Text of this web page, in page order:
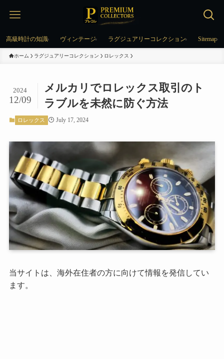
高級時計の知識 ヴィンテージ ラグジュアリーコレクション Sitemap
ホーム ラグジュアリーコレクション ロレックス
メルカリでロレックス取引のト
ラブルを未然に防ぐ方法
2024
12/09
ロレックス July 17, 2024
当サイトは、海外在住者の方に向けて情報を発信してい
ます。